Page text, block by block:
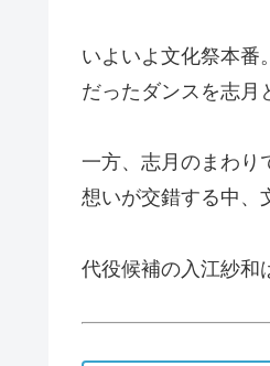
いよいよ文化祭本番
だったダンスを志月
一方、志月のまわり
想いが交錯する中、
代役候補の入江紗和